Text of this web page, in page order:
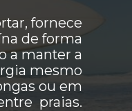
fornece
de forma
a manter a
mesmo
ou em
praias.